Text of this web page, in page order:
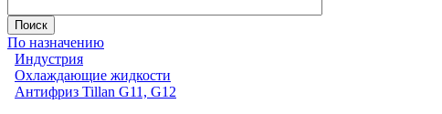
По назначению
Индустрия
Охлаждающие жидкости
Антифриз Tillan G11, G12